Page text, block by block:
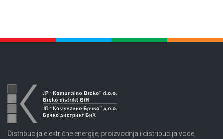
Distribucija električne energije, proizvodnja i distribucija vode,